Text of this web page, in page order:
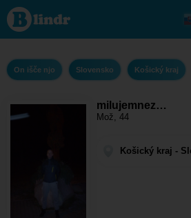
milujemneznosti
- On išče njo
Košický kraj -
Košice
On išče njo Slovensko Košický kraj
milujemnez…
Mož, 44
Košický kraj -